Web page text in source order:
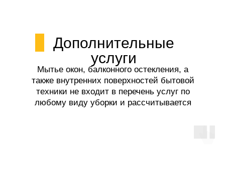
Дополнительные
услуги
Мытье окон, балконного остекления, а
также внутренних поверхностей бытовой
техники не входит в перечень услуг по
любому виду уборки и рассчитывается